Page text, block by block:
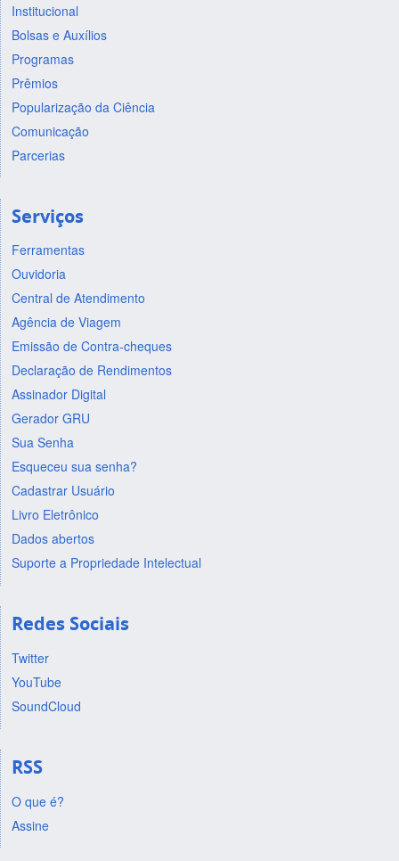
Institucional
Bolsas e Auxílios
Programas
Prêmios
Popularização da Ciência
Comunicação
Parcerias
Serviços
Ferramentas
Ouvidoria
Central de Atendimento
Agência de Viagem
Emissão de Contra-cheques
Declaração de Rendimentos
Assinador Digital
Gerador GRU
Sua Senha
Esqueceu sua senha?
Cadastrar Usuário
Livro Eletrônico
Dados abertos
Suporte a Propriedade Intelectual
Redes Sociais
Twitter
YouTube
SoundCloud
RSS
O que é?
Assine